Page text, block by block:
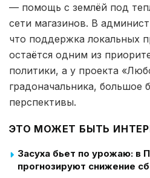
— помощь с землёй под
сети магазинов. В
что поддержка локальных
остаётся одним из
политики, а у проекта
градоначальника, большое
перспективы.
ЭТО МОЖЕТ БЫТЬ
Засуха бьет по урожаю: в
прогнозируют снижение